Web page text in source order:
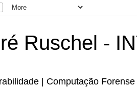
Ruschel -
| Computação